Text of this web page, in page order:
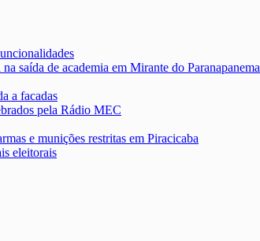
saída de academia em Mirante do Paranapanema
a facadas
pela Rádio MEC
e munições restritas em Piracicaba
eleitorais